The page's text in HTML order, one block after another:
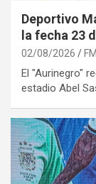
Deportivo
la fecha 23
02/08/2026
El "Aurinegro"
estadio Abel